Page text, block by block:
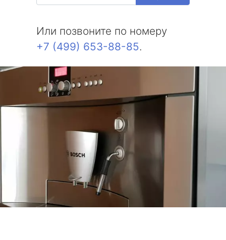
Или позвоните по номеру
+7 (499) 653-88-85.